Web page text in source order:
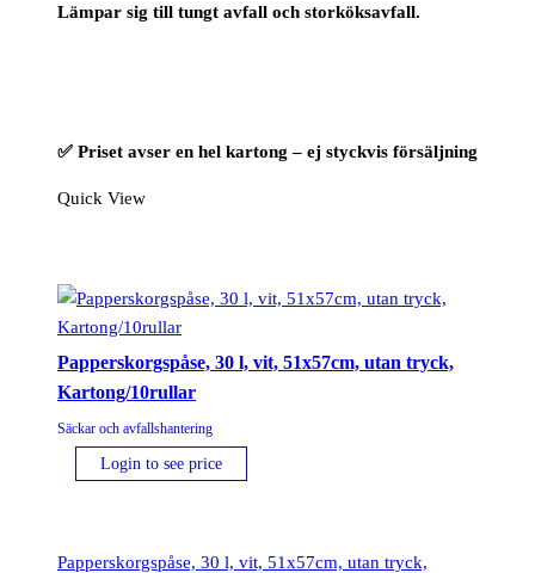
Lämpar sig till tungt avfall och storköksavfall.
✅ Priset avser en hel kartong – ej styckvis försäljning
Quick View
Papperskorgspåse, 30 l, vit, 51x57cm, utan tryck,
Kartong/10rullar
Säckar och avfallshantering
Login to see price
Papperskorgspåse, 30 l, vit, 51x57cm, utan tryck,